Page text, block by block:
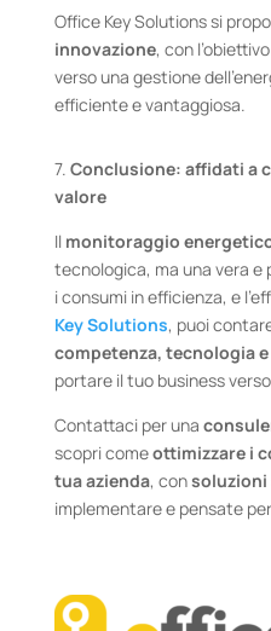
Office Key Solutions si
innovazione, con
verso una gestione
efficiente e vantaggiosa.
7. Conclusione: affidati a
valore
Il monitoraggio
tecnologica, ma una vera
i consumi in efficienza, e
Key Solutions, puoi
competenza, tecnologia
portare il tuo business
Contattaci per una
scopri comeottimizzare i
tua azienda, consoluzioni
implementare e pensate